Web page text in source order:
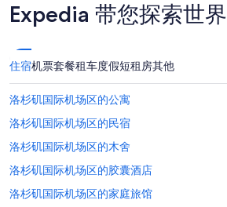
Expedia 带您探索世界
住宿机票套餐租车度假短租房其他
洛杉矶国际机场区的公寓
洛杉矶国际机场区的民宿
洛杉矶国际机场区的木舍
洛杉矶国际机场区的胶囊酒店
洛杉矶国际机场区的家庭旅馆